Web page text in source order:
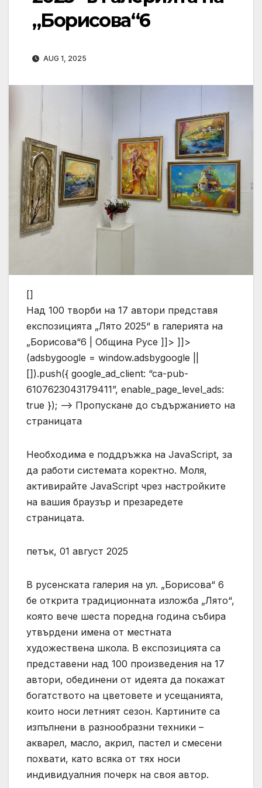
„Борисова“6
AUG 1, 2025
[]
Над 100 творби на 17 автори представя
експозицията „Лято 2025“ в галерията на
„Борисова“6 | Община Русе ]]> ]]>
(adsbygoogle = window.adsbygoogle ||
[]).push({ google_ad_client: “ca-pub-
6107623043179411”, enable_page_level_ads:
true }); –> Пропускане до съдържанието на
страницата
Необходима е поддръжка на JavaScript, за
да работи системата коректно. Моля,
активирайте JavaScript чрез настройките
на вашия браузър и презаредете
страницата.
петък, 01 август 2025
В русенската галерия на ул. „Борисова“ 6
бе открита традиционната изложба „Лято“,
която вече шеста поредна година събира
утвърдени имена от местната
художествена школа. В експозицията са
представени над 100 произведения на 17
автори, обединени от идеята да покажат
богатството на цветовете и усещанията,
които носи летният сезон. Картините са
изпълнени в разнообразни техники –
акварел, масло, акрил, пастел и смесени
похвати, като всяка от тях носи
индивидуалния почерк на своя автор.